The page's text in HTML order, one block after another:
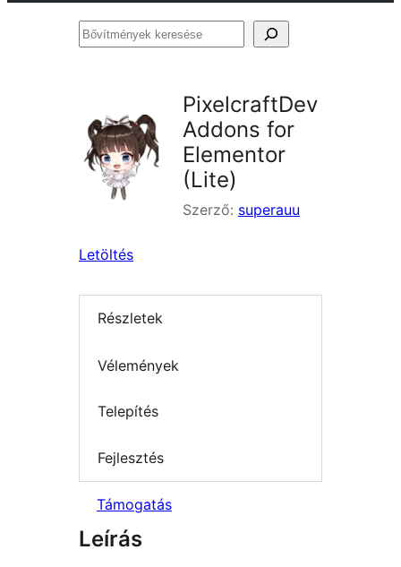
Bővítmények
PixelcraftDev
Addons for
Elementor
(Lite)
Szerző: superauu
Letöltés
Részletek
Vélemények
Telepítés
Fejlesztés
Támogatás
Leírás